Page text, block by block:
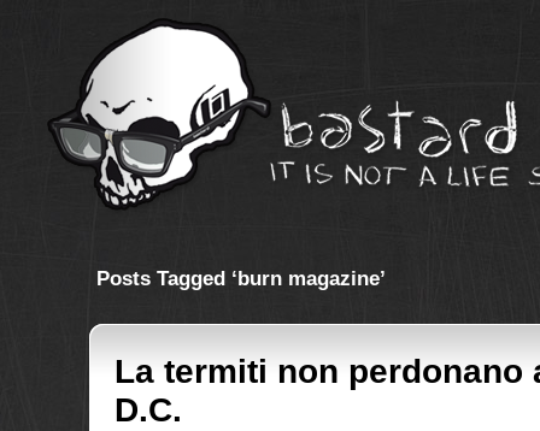
Posts Tagged ‘burn magazine’
La termiti non perdonano
D.C.